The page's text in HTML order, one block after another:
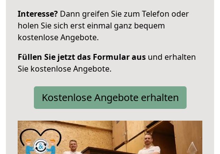
Interesse? Dann greifen Sie zum Telefon oder
holen Sie sich erst einmal ganz bequem
kostenlose Angebote.
Füllen Sie jetzt das Formular aus und erhalten
Sie kostenlose Angebote.
Kostenlose Angebote erhalten